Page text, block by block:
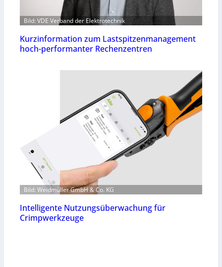
Bild: VDE Verband der Elektrotechnik
Kurzinformation zum Lastspitzenmanagement
hoch-performanter Rechenzentren
Bild: Weidmüller GmbH & Co. KG
Intelligente Nutzungsüberwachung für
Crimpwerkzeuge